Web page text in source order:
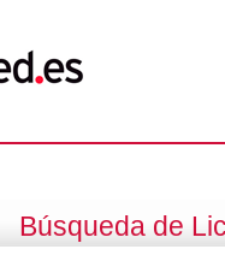
Búsqueda de